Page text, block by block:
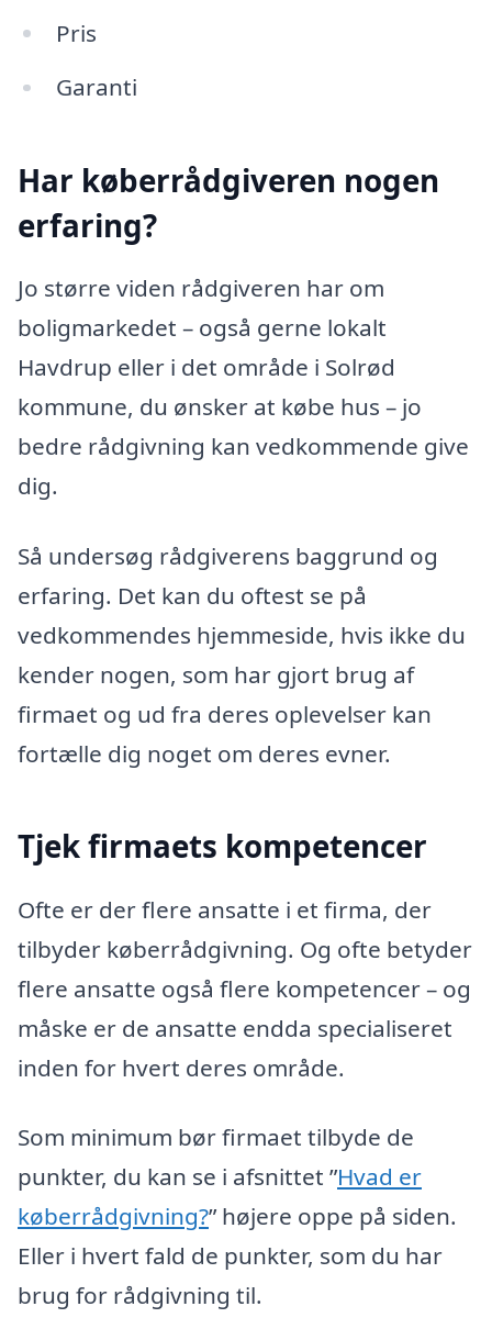
Pris
Garanti
Har køberrådgiveren nogen
erfaring?
Jo større viden rådgiveren har om
boligmarkedet – også gerne lokalt
Havdrup eller i det område i Solrød
kommune, du ønsker at købe hus – jo
bedre rådgivning kan vedkommende give
dig.
Så undersøg rådgiverens baggrund og
erfaring. Det kan du oftest se på
vedkommendes hjemmeside, hvis ikke du
kender nogen, som har gjort brug af
firmaet og ud fra deres oplevelser kan
fortælle dig noget om deres evner.
Tjek firmaets kompetencer
Ofte er der flere ansatte i et firma, der
tilbyder køberrådgivning. Og ofte betyder
flere ansatte også flere kompetencer – og
måske er de ansatte endda specialiseret
inden for hvert deres område.
Som minimum bør firmaet tilbyde de
punkter, du kan se i afsnittet ”Hvad er
køberrådgivning?” højere oppe på siden.
Eller i hvert fald de punkter, som du har
brug for rådgivning til.